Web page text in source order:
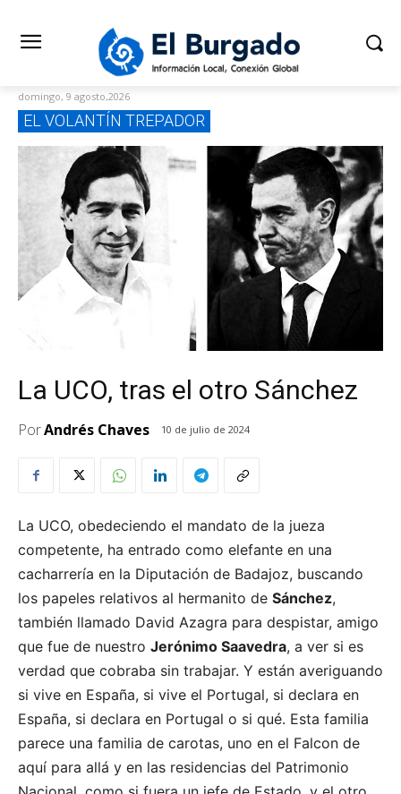
domingo, 9 agosto,2026
EL VOLANTÍN TREPADOR
La UCO, tras el otro Sánchez
PorAndrés Chaves 10 de julio de 2024
La UCO, obedeciendo el mandato de la jueza
competente, ha entrado como elefante en una
cacharrería en la Diputación de Badajoz, buscando
los papeles relativos al hermanito de Sánchez,
también llamado David Azagra para despistar, amigo
que fue de nuestro Jerónimo Saavedra, a ver si es
verdad que cobraba sin trabajar. Y están averiguando
si vive en España, si vive el Portugal, si declara en
España, si declara en Portugal o si qué. Esta familia
parece una familia de carotas, uno en el Falcon de
aquí para allá y en las residencias del Patrimonio